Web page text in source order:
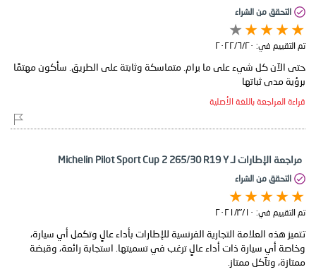
التحقق من الشراء
تم التقييم في: ٢٠‏/٦‏/٢٠٢٢
حتى الآن كل شيء على ما يرام. متماسكة وثابتة على الطريق. سأكون مهتمًا
برؤية مدى ثباتها
قراءة المراجعة باللغة الأصلية
مراجعة الإطارات لـ Michelin Pilot Sport Cup 2 265/30 R19 Y
التحقق من الشراء
تم التقييم في: ١٠‏/٣‏/٢٠٢١
تتميز هذه العلامة التجارية الفرنسية للإطارات بأداء عالٍ وتكمل أي سيارة،
وخاصة أي سيارة ذات أداء عالٍ ترغب في تسميتها. استجابة رائعة، وقبضة
ممتازة، وتآكل ممتاز.